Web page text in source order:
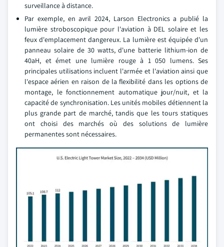
surveillance à distance.
Par exemple, en avril 2024, Larson Electronics a publié la
lumière stroboscopique pour l'aviation à DEL solaire et les
feux d'emplacement dangereux. La lumière est équipée d'un
panneau solaire de 30 watts, d'une batterie lithium-ion de
40aH, et émet une lumière rouge à 1 050 lumens. Ses
principales utilisations incluent l'armée et l'aviation ainsi que
l'espace aérien en raison de la flexibilité dans les options de
montage, le fonctionnement automatique jour/nuit, et la
capacité de synchronisation. Les unités mobiles détiennent la
plus grande part de marché, tandis que les tours statiques
ont choisi des marchés où des solutions de lumière
permanentes sont nécessaires.